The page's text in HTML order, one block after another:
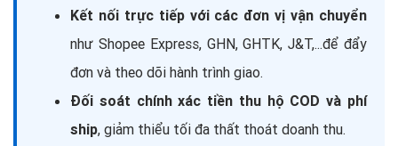
Kết nối trực tiếp với các đơn vị vận chuyển
như Shopee Express, GHN, GHTK, J&T,...để đẩy
đơn và theo dõi hành trình giao.
Đối soát chính xác tiền thu hộ COD và phí
ship, giảm thiểu tối đa thất thoát doanh thu.